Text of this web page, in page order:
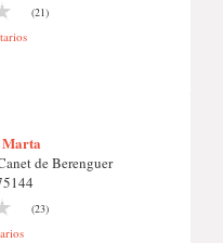
(21)
Marta
de Berenguer
(23)